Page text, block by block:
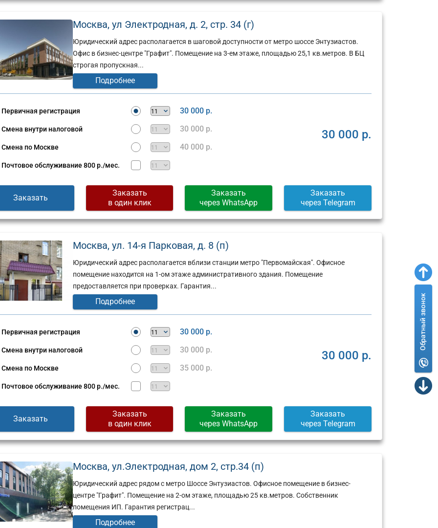
Юридический
адрес:
Москва,
Сущевская,
(г)
набережная,
Москва, ул Электродная, д. 2, стр. 34 (г)
Юридический адрес располагается в шаговой доступности от метро шоссе Энтузиастов.
Офис в бизнес-центре "Графит". Помещение на 3-ем этаже, площадью 25,1 кв.метров. В БЦ
строгая пропускная...
Подробнее
Первичная регистрация 30 000 р.
Смена внутри налоговой 30 000 р.
Смена по Москве 40 000 р.
Почтовое обслуживание 800 р./мес.
30 000 р.
Заказать
Заказать
в один клик
Заказать
через WhatsApp
Заказать
через Telegram
Москва, ул. 14-я Парковая, д. 8 (п)
Юридический адрес располагается вблизи станции метро "Первомайская". Офисное
помещение находится на 1-ом этаже административного здания. Помещение
предоставляется при проверках. Гарантия...
Подробнее
Первичная регистрация 30 000 р.
Смена внутри налоговой 30 000 р.
Смена по Москве 35 000 р.
Почтовое обслуживание 800 р./мес.
30 000 р.
Заказать
Заказать
в один клик
Заказать
через WhatsApp
Заказать
через Telegram
Москва, ул.Электродная, дом 2, стр.34 (п)
Юридический адрес рядом с метро Шоссе Энтузиастов. Офисное помещение в бизнес-
центре "Графит". Помещение на 2-ом этаже, площадью 25 кв.метров. Собственник
помещения ИП. Гарантия регистрац...
Подробнее